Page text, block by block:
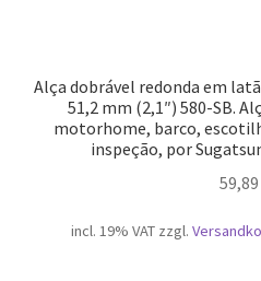
Alça dobrável redonda em
51,2 mm (2,1″) 580-SB.
motorhome, barco,
inspeção, por
59,89
incl. 19% VAT zzgl.